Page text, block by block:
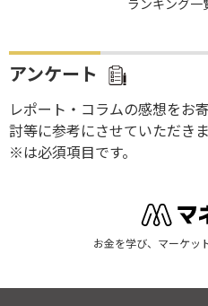
ランキング一
アンケート
レポート・コラムの感想をお
討等に参考にさせていただきま
※は必須項目です。
お金を学び、マーケッ